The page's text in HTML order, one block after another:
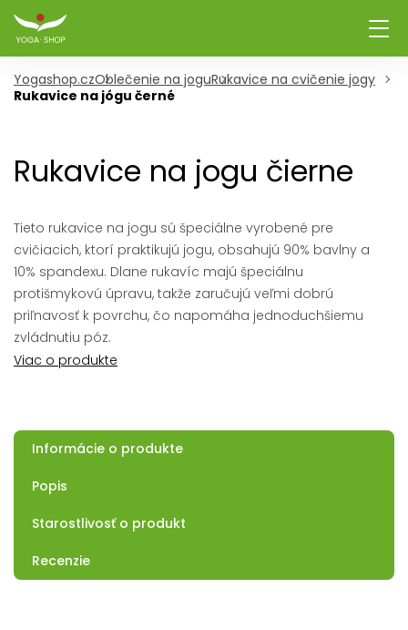
Yogashop.czOblečenie na joguRukavice na cvičenie jogy
Rukavice na jógu černé
Rukavice na jogu čierne
Tieto rukavice na jogu sú špeciálne vyrobené pre
cvičiacich, ktorí praktikujú jogu, obsahujú 90% bavlny a
10% spandexu. Dlane rukavíc majú špeciálnu
protišmykovú úpravu, takže zaručujú veľmi dobrú
priľnavosť k povrchu, čo napomáha jednoduchšiemu
zvládnutiu póz.
Viac o produkte
Informácie o produkte
Popis
Starostlivosť o produkt
Recenzie